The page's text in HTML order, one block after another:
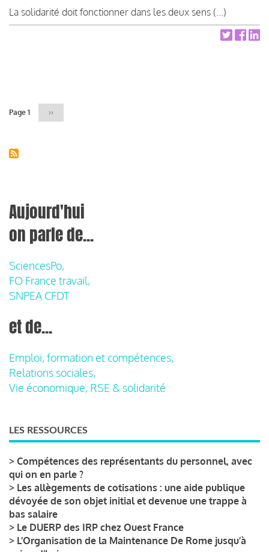
La solidarité doit fonctionner dans les deux sens (...)
Page 1
Page
››
Aujourd'hui
on parle de...
SciencesPo,
FO France travail,
SNPEA CFDT
et de...
Emploi, formation et compétences,
Relations sociales,
Vie économique, RSE & solidarité
LES RESSOURCES
> Compétences des représentants du personnel, avec
qui on en parle ?
> Les allègements de cotisations : une aide publique
dévoyée de son objet initial et devenue une trappe à
bas salaire
> Le DUERP des IRP chez Ouest France
> L’Organisation de la Maintenance De Rome jusqu’à